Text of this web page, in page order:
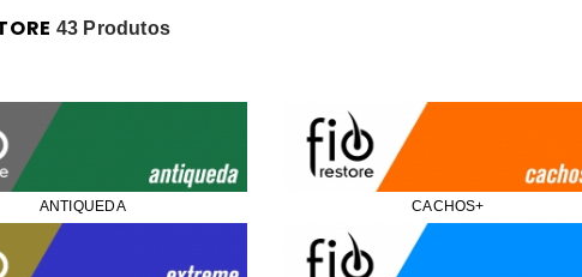
43 Produtos
ANTIQUEDA CACHOS+